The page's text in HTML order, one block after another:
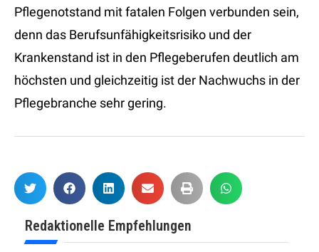
Pflegenotstand mit fatalen Folgen verbunden sein,
denn das Berufsunfähigkeitsrisiko und der
Krankenstand ist in den Pflegeberufen deutlich am
höchsten und gleichzeitig ist der Nachwuchs in der
Pflegebranche sehr gering.
Redaktionelle Empfehlungen